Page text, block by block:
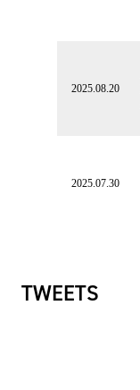
2025.08.20
2025.07.30
TWEETS